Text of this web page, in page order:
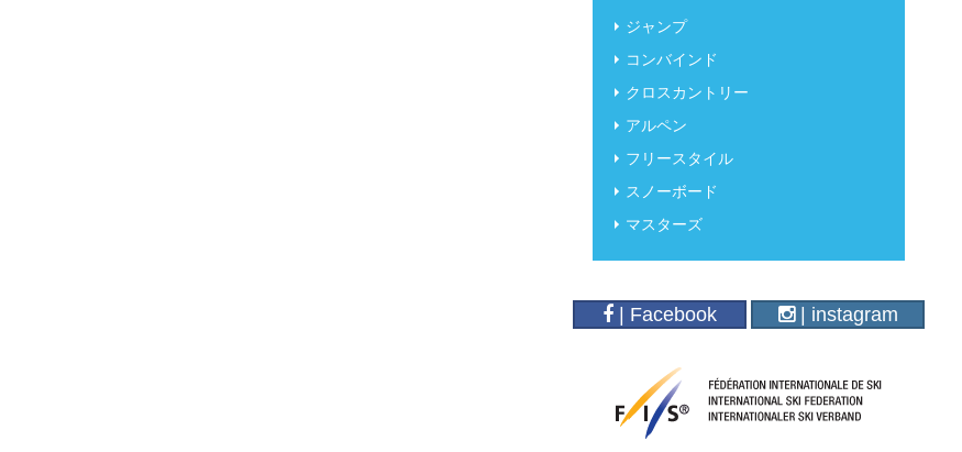
ジャンプ
コンバインド
クロスカントリー
アルペン
フリースタイル
スノーボード
マスターズ
| Facebook | instagram